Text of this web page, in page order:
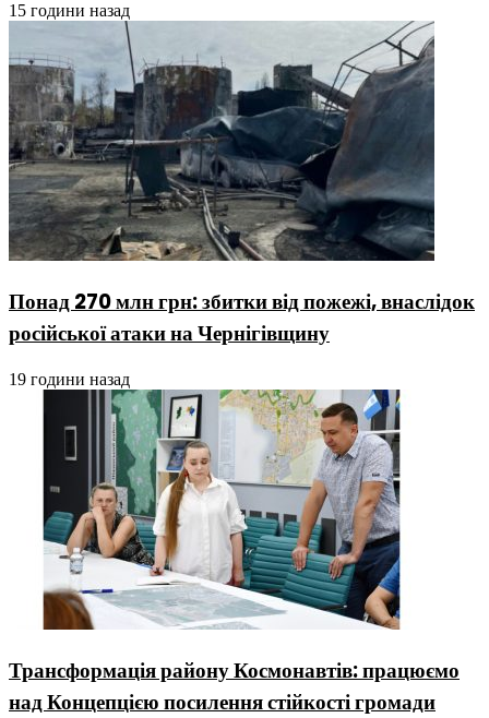
15 години назад
Понад 270 млн грн: збитки від пожежі, внаслідок
російської атаки на Чернігівщину
19 години назад
Трансформація району Космонавтів: працюємо
над Концепцією посилення стійкості громади